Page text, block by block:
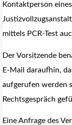
Kontaktperson
mittels PCR-Test
Der Vorsitzende
E-Mail daraufhin,
aufgerufen werden
Rechtsgespräch
Eine Anfrage des